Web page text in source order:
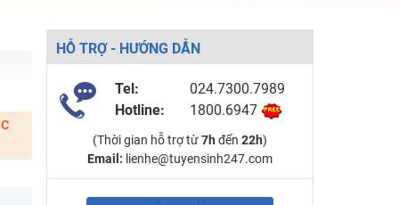
HỖ TRỢ - HƯỚNG DẪN
Tel:
024.7300.7989
Hotline:
1800.6947
(Thời gian hỗ trợ từ7h đến 22h)
Email: lienhe@tuyensinh247.com